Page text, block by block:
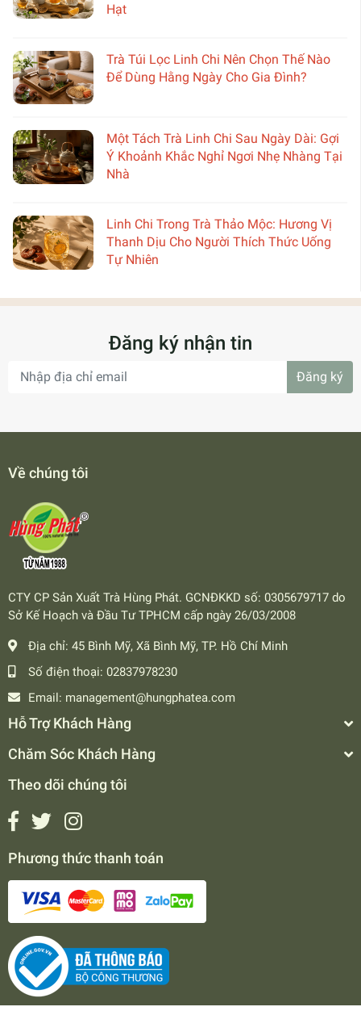
Hạt
Trà Túi Lọc Linh Chi Nên Chọn Thế Nào
Để Dùng Hằng Ngày Cho Gia Đình?
Một Tách Trà Linh Chi Sau Ngày Dài: Gợi
Ý Khoảnh Khắc Nghỉ Ngơi Nhẹ Nhàng Tại
Nhà
Linh Chi Trong Trà Thảo Mộc: Hương Vị
Thanh Dịu Cho Người Thích Thức Uống
Tự Nhiên
Đăng ký nhận tin
Đăng ký
Về chúng tôi
CTY CP Sản Xuất Trà Hùng Phát. GCNĐKKD số: 0305679717 do
Sở Kế Hoạch và Đầu Tư TPHCM cấp ngày 26/03/2008
Địa chỉ: 45 Bình Mỹ, Xã Bình Mỹ, TP. Hồ Chí Minh
Số điện thoại: 02837978230
Email: management@hungphatea.com
Hỗ Trợ Khách Hàng
Chăm Sóc Khách Hàng
Theo dõi chúng tôi
Phương thức thanh toán